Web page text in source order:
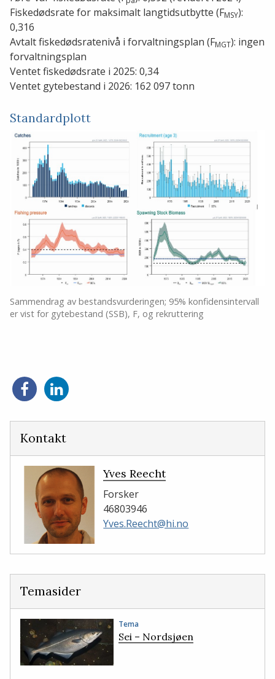
Fiskedødsrate for maksimalt langtidsutbytte (FMSY):
0,316
Avtalt fiskedødsratenivå i forvaltningsplan (FMGT): ingen
forvaltningsplan
Ventet fiskedødsrate i 2025: 0,34
Ventet gytebestand i 2026: 162 097 tonn
Standardplott
Sammendrag av bestandsvurderingen; 95% konfidensintervall
er vist for gytebestand (SSB), F, og rekruttering
Del
på
Del
på
Kontakt
Yves Reecht
Forsker
46803946
Yves.Reecht@hi.no
Temasider
Tema
Sei – Nordsjøen